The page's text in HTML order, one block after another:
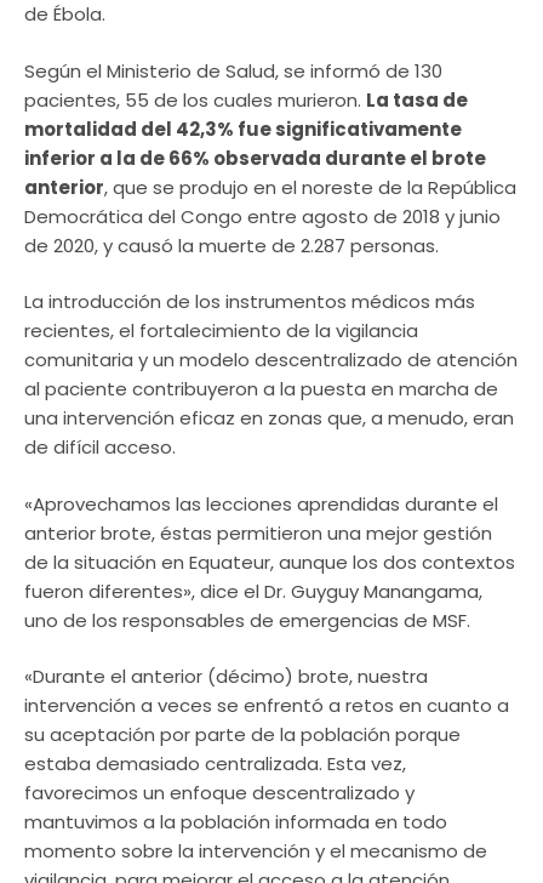
de Ébola.
Según el Ministerio de Salud, se informó de 130
pacientes, 55 de los cuales murieron. La tasa de
mortalidad del 42,3% fue significativamente
inferior a la de 66% observada durante el brote
anterior, que se produjo en el noreste de la República
Democrática del Congo entre agosto de 2018 y junio
de 2020, y causó la muerte de 2.287 personas.
La introducción de los instrumentos médicos más
recientes, el fortalecimiento de la vigilancia
comunitaria y un modelo descentralizado de atención
al paciente contribuyeron a la puesta en marcha de
una intervención eficaz en zonas que, a menudo, eran
de difícil acceso.
«Aprovechamos las lecciones aprendidas durante el
anterior brote, éstas permitieron una mejor gestión
de la situación en Equateur, aunque los dos contextos
fueron diferentes», dice el Dr. Guyguy Manangama,
uno de los responsables de emergencias de MSF.
«Durante el anterior (décimo) brote, nuestra
intervención a veces se enfrentó a retos en cuanto a
su aceptación por parte de la población porque
estaba demasiado centralizada. Esta vez,
favorecimos un enfoque descentralizado y
mantuvimos a la población informada en todo
momento sobre la intervención y el mecanismo de